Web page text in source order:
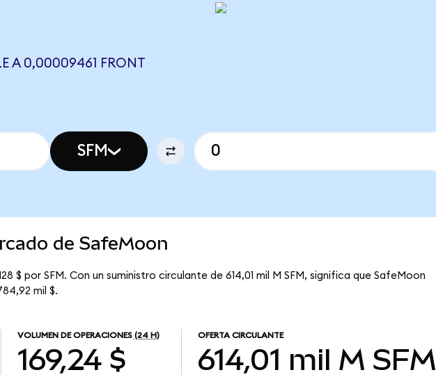
A 0,00009461 FRONT
SFM
de SafeMoon
$ por SFM. Con un suministro circulante de 614,01 mil M SFM, significa que SafeMoon
mil $.
VOLUMEN DE OPERACIONES (24 H)
169,24 $
OFERTA CIRCULANTE
614,01 mil M SFM